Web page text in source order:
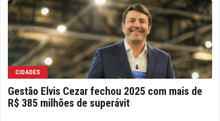
CIDADES
Gestão Elvis Cezar fechou 2025 com mais de
R$ 385 milhões de superávit